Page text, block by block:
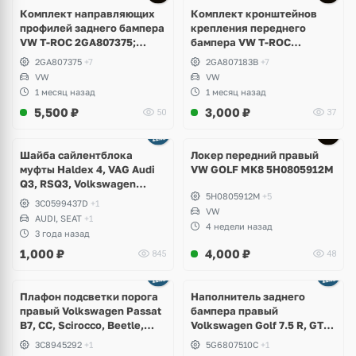
Комплект направляющих
профилей заднего бампера
VW T-ROC 2GA807375;
2GA807376
2GA807375 +7
VW
1 месяц назад
5,500 ₽ 50
Комплект кронштейнов
крепления переднего
бампера VW T-ROC
2GA807183B; 2GA807184B
2GA807183B +7
VW
1 месяц назад
3,000 ₽ 37
Шайба сайлентблока
муфты Haldex 4, VAG Audi
Q3, RSQ3, Volkswagen
Tiguan, Passat B6, B7, CC,
Sharan, Seat Alhambra
3C0599437D +1
AUDI, SEAT +1
3 года назад
1,000 ₽ 845
Локер передний правый
VW GOLF MK8 5H0805912M
5H0805912M +5
VW
4 недели назад
4,000 ₽ 48
Плафон подсветки порога
правый Volkswagen Passat
B7, CC, Scirocco, Beetle,
Jetta3C8945292 +1
Наполнитель заднего
бампера правый
Volkswagen Golf 7.5 R, GTI,
GTD5G6807510C +1